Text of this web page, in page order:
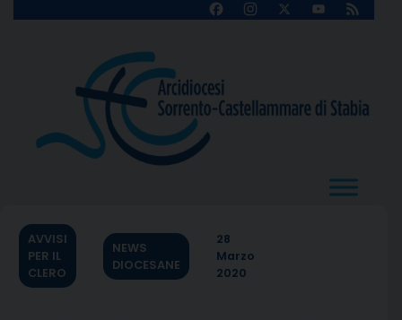
FacebookInstagram
X
YouTube
Feed
AVVISI
PER IL
CLERO
NEWS
DIOCESANE
28
Marzo
2020